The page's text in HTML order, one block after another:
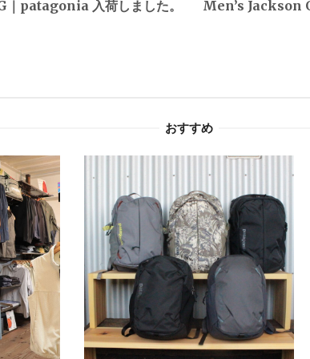
patagonia 入荷しました。
Men’s
おすすめ